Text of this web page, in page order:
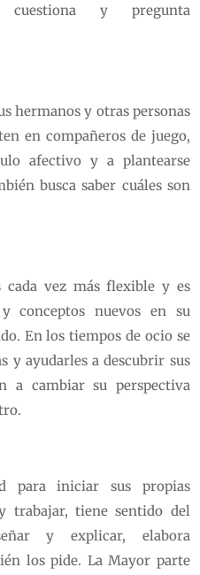
y pregunta
hermanos y otras personas
en compañeros de juego,
afectivo y a plantearse
busca saber cuáles son
vez más flexible y es
conceptos nuevos en su
En los tiempos de ocio se
y ayudarles a descubrir sus
a cambiar su perspectiva
para iniciar sus propias
trabajar, tiene sentido del
y explicar, elabora
los pide. La Mayor parte